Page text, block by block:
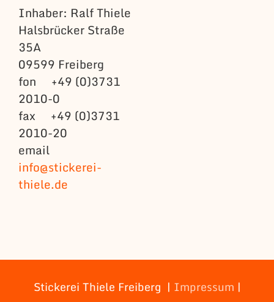
Inhaber: Ralf Thiele
Halsbrücker Straße
35A
09599 Freiberg
fon +49 (0)3731
2010-0
fax +49 (0)3731
2010-20
email
info@stickerei-
thiele.de
Stickerei Thiele Freiberg | Impressum |